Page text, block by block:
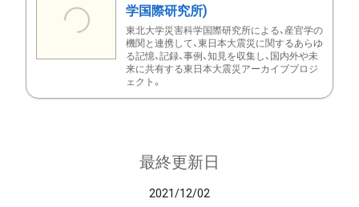
学国際研究所)
東北大学災害科学国際研究所による、産官学の
機関と連携して、東日本大震災に関するあらゆ
る記憶、記録、事例、知見を収集し、国内外や未
来に共有する東日本大震災アーカイブプロジ
ェクト。
最終更新日
2021/12/02